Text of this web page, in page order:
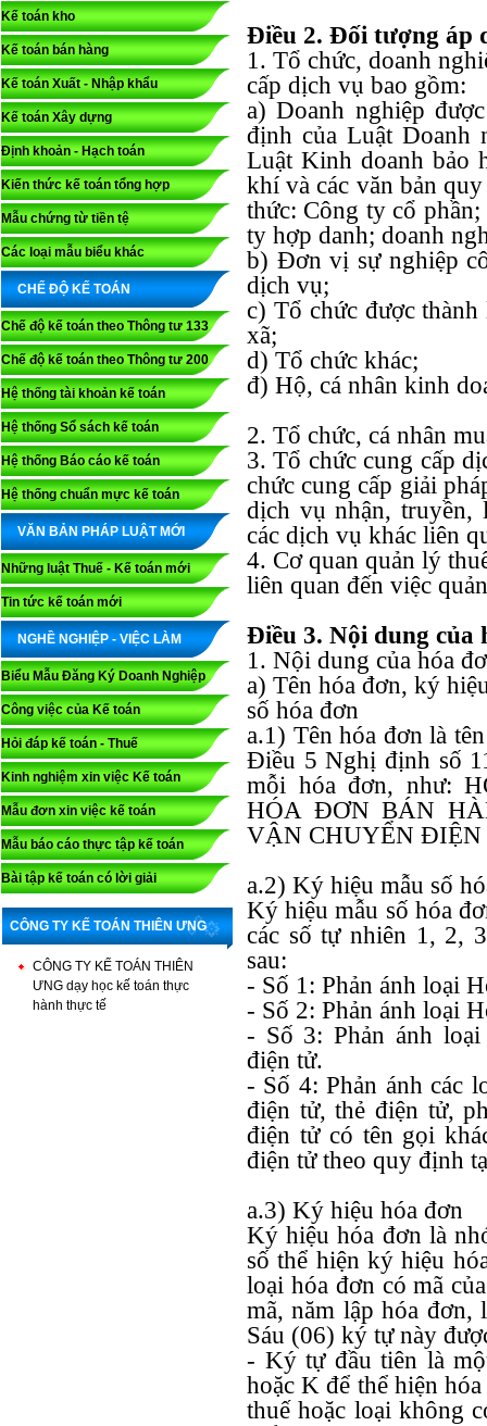
Kế toán kho
Kế toán bán hàng
Kế toán Xuất - Nhập khẩu
Kế toán Xây dựng
Định khoản - Hạch toán
Kiến thức kế toán tổng hợp
Mẫu chứng từ tiền tệ
Các loại mẫu biểu khác
CHẾ ĐỘ KẾ TOÁN
Chế độ kế toán theo Thông tư 133
Chế độ kế toán theo Thông tư 200
Hệ thống tài khoản kế toán
Hệ thống Sổ sách kế toán
Hệ thống Báo cáo kế toán
Hệ thống chuẩn mực kế toán
VĂN BẢN PHÁP LUẬT MỚI
Những luật Thuế - Kế toán mới
Tin tức kế toán mới
NGHỀ NGHIỆP - VIỆC LÀM
Biểu Mẫu Đăng Ký Doanh Nghiệp
Công việc của Kế toán
Hỏi đáp kế toán - Thuế
Kinh nghiệm xin việc Kế toán
Mẫu đơn xin việc kế toán
Mẫu báo cáo thực tập kế toán
Bài tập kế toán có lời giải
CÔNG TY KẾ TOÁN THIÊN ƯNG
CÔNG TY KẾ TOÁN THIÊN
ƯNG dạy học kế toán thực
hành thực tế
Điều 2. Đối tượng áp
1. Tổ chức, doanh
cấp dịch vụ bao gồm:
a) Doanh nghiệp
định của Luật Doanh
Luật Kinh doanh bảo
khí và các văn bản
thức: Công ty cổ
ty hợp danh; doanh
b) Đơn vị sự nghiệp
dịch vụ;
c) Tổ chức được
xã;
d) Tổ chức khác;
đ) Hộ, cá nhân kinh
2. Tổ chức, cá nhân
3. Tổ chức cung cấp
chức cung cấp giải
dịch vụ nhận,
các dịch vụ khác liên
4. Cơ quan quản lý
liên quan đến việc
Điều 3. Nội dung của
1. Nội dung của hóa
a) Tên hóa đơn, ký
số hóa đơn
a.1) Tên hóa đơn là
Điều 5 Nghị định số
mỗi hóa đơn, như:
HÓA ĐƠN BÁN
VẬN CHUYỂN
a.2) Ký hiệu mẫu số
Ký hiệu mẫu số hóa
các số tự nhiên 1, 2,
sau:
- Số 1: Phản ánh loại
- Số 2: Phản ánh loại
- Số 3: Phản ánh
điện tử.
- Số 4: Phản ánh các
điện tử, thẻ điện tử,
điện tử có tên gọi
điện tử theo quy định
a.3) Ký hiệu hóa đơn
Ký hiệu hóa đơn là
số thể hiện ký hiệu
loại hóa đơn có mã
mã, năm lập hóa đơn,
Sáu (06) ký tự này
- Ký tự đầu tiên là
hoặc K để thể hiện
thuế hoặc loại không